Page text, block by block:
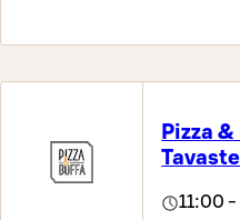
Pizza
11:00